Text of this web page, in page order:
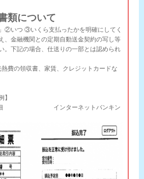
類について
②いつ ③いくら支払ったかを明確にしてく
、金融機関との定期自動送金契約の写し等
。下記の場合、仕送りの一部とは認められ
費の領収書、家賃、クレジットカードな
】
細 インターネットバンキン